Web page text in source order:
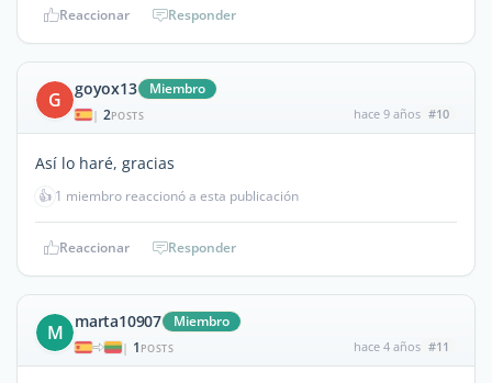
Reaccionar Responder
G goyox13 Miembro
| 2POSTS hace 9 años #10
Así lo haré, gracias
👍 1 miembro reaccionó a esta publicación
Reaccionar Responder
M marta10907 Miembro
| 1 POSTS hace 4 años #11